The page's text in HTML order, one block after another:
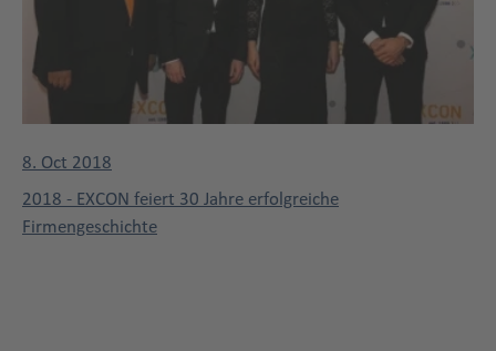
8. Oct 2018
2018 - EXCON feiert 30 Jahre erfolgreiche
Firmengeschichte